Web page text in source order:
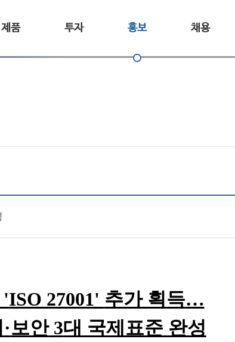
제품 투자 홍보 채용
27001' 추가 획득…
·보안3대 국제표준 완성